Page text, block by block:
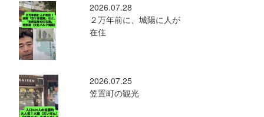
2026.07.28
２万年前に、城陽に人が
在住
2026.07.25
笠置町の観光